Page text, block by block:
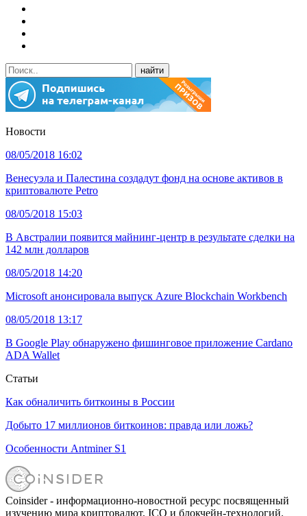
Новости
08/05/2018 16:02
Венесуэла и Палестина создадут фонд на основе активов в
криптовалюте Petro
08/05/2018 15:03
В Австралии появится майнинг-центр в результате сделки на
142 млн долларов
08/05/2018 14:20
Microsoft анонсировала выпуск Azure Blockchain Workbench
08/05/2018 13:17
В Google Play обнаружено фишинговое приложение Cardano
ADA Wallet
Статьи
Как обналичить биткоины в России
Добыто 17 миллионов биткоинов: правда или ложь?
Особенности Antminer S1
Coinsider - информационно-новостной ресурс посвященный
изучению мира криптовалют, ICO и блокчейн-технологий.